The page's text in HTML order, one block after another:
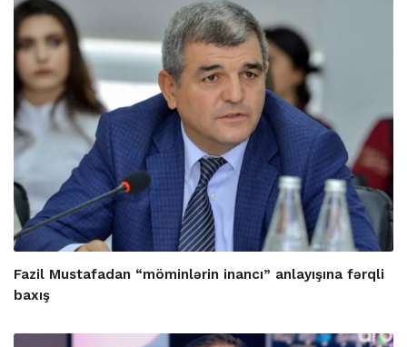
Fazil Mustafadan “möminlərin inancı” anlayışına fərqli
baxış